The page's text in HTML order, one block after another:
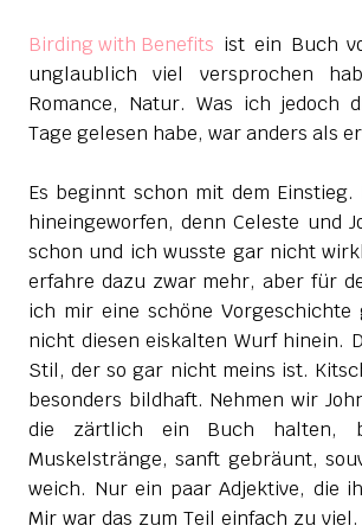
Birding with Benefits ist ein Buch
unglaublich viel versprochen
Romance, Natur. Was ich jedoch
Tage gelesen habe, war anders als
Es beginnt schon mit dem
hineingeworfen, denn Celeste und
schon und ich wusste gar nicht
erfahre dazu zwar mehr, aber für
ich mir eine schöne Vorgeschichte
nicht diesen eiskalten Wurf hinein.
Stil, der so gar nicht meins ist.
besonders bildhaft. Nehmen wir
die zärtlich ein Buch halten,
Muskelstränge, sanft gebräunt,
weich. Nur ein paar Adjektive, die
Mir war das zum Teil einfach zu viel.